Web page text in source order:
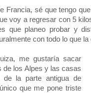
Francia, sé que tengo
voy a regresar con 5
que planeo probar y
con todo lo que
me gustaría sacar
de los Alpes y las casas
de la parte antigua de
que me pone triste